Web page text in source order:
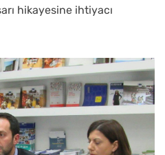
hikayesine ihtiyacı